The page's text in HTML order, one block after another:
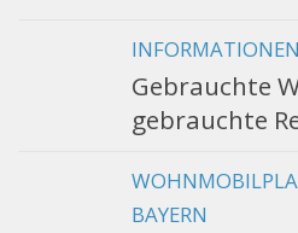
INFORMATIONEN
Gebrauchte
gebrauchte
BAYERN